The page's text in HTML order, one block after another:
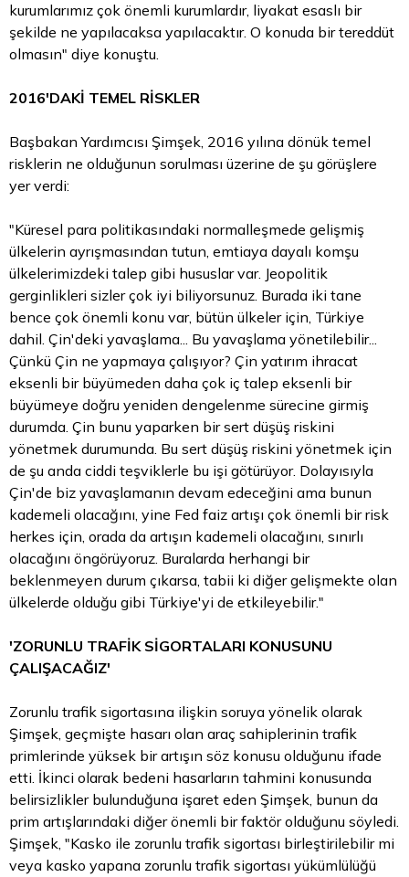
kurumlarımız çok önemli kurumlardır, liyakat esaslı bir
şekilde ne yapılacaksa yapılacaktır. O konuda bir tereddüt
olmasın" diye konuştu.
2016'DAKİ TEMEL RİSKLER
Başbakan Yardımcısı Şimşek, 2016 yılına dönük temel
risklerin ne olduğunun sorulması üzerine de şu görüşlere
yer verdi:
"Küresel para politikasındaki normalleşmede gelişmiş
ülkelerin ayrışmasından tutun, emtiaya dayalı komşu
ülkelerimizdeki talep gibi hususlar var. Jeopolitik
gerginlikleri sizler çok iyi biliyorsunuz. Burada iki tane
bence çok önemli konu var, bütün ülkeler için, Türkiye
dahil. Çin'deki yavaşlama... Bu yavaşlama yönetilebilir...
Çünkü Çin ne yapmaya çalışıyor? Çin yatırım ihracat
eksenli bir büyümeden daha çok iç talep eksenli bir
büyümeye doğru yeniden dengelenme sürecine girmiş
durumda. Çin bunu yaparken bir sert düşüş riskini
yönetmek durumunda. Bu sert düşüş riskini yönetmek için
de şu anda ciddi teşviklerle bu işi götürüyor. Dolayısıyla
Çin'de biz yavaşlamanın devam edeceğini ama bunun
kademeli olacağını, yine Fed faiz artışı çok önemli bir risk
herkes için, orada da artışın kademeli olacağını, sınırlı
olacağını öngörüyoruz. Buralarda herhangi bir
beklenmeyen durum çıkarsa, tabii ki diğer gelişmekte olan
ülkelerde olduğu gibi Türkiye'yi de etkileyebilir."
'ZORUNLU TRAFİK SİGORTALARI KONUSUNU
ÇALIŞACAĞIZ'
Zorunlu trafik sigortasına ilişkin soruya yönelik olarak
Şimşek, geçmişte hasarı olan araç sahiplerinin trafik
primlerinde yüksek bir artışın söz konusu olduğunu ifade
etti. İkinci olarak bedeni hasarların tahmini konusunda
belirsizlikler bulunduğuna işaret eden Şimşek, bunun da
prim artışlarındaki diğer önemli bir faktör olduğunu söyledi.
Şimşek, "Kasko ile zorunlu trafik sigortası birleştirilebilir mi
veya kasko yapana zorunlu trafik sigortası yükümlülüğü